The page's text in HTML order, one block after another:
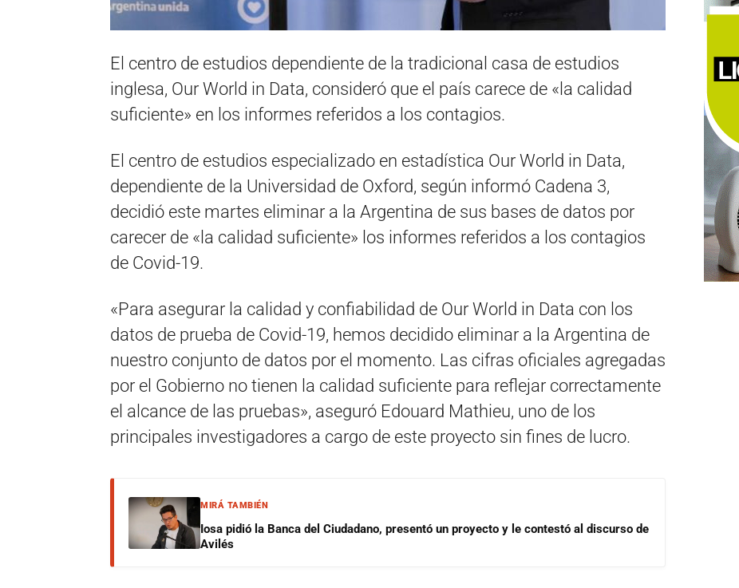
El centro de estudios dependiente de la tradicional casa de estudios
inglesa, Our World in Data, consideró que el país carece de «la calidad
suficiente» en los informes referidos a los contagios.
El centro de estudios especializado en estadística Our World in Data,
dependiente de la Universidad de Oxford, según informó Cadena 3,
decidió este martes eliminar a la Argentina de sus bases de datos por
carecer de «la calidad suficiente» los informes referidos a los contagios
de Covid-19.
«Para asegurar la calidad y confiabilidad de Our World in Data con los
datos de prueba de Covid-19, hemos decidido eliminar a la Argentina de
nuestro conjunto de datos por el momento. Las cifras oficiales agregadas
por el Gobierno no tienen la calidad suficiente para reflejar correctamente
el alcance de las pruebas», aseguró Edouard Mathieu, uno de los
principales investigadores a cargo de este proyecto sin fines de lucro.
MIRÁ TAMBIÉN
Iosa pidió la Banca del Ciudadano, presentó un proyecto y le contestó al discurso de
Avilés